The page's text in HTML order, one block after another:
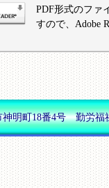
PDF形式のファ
すので、Adobe
神明町18番4号 勤労福